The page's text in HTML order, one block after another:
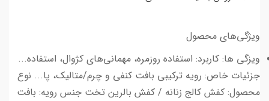
ویژگی‌های محصول
ویزگی ها: کاربرد: استفاده روزمره، مهمانی‌های کژوال، استفاده...
جزئیات خاص: رویه ترکیبی بافت کنفی و چرم/متالیک، پا... نوع
محصول: کفش کالج زنانه / کفش بالرین تخت جنس رویه: بافت